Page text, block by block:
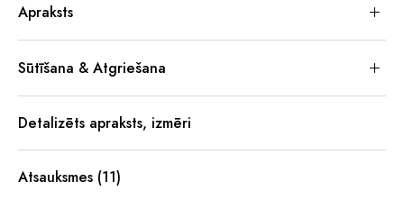
Apraksts
Sūtīšana & Atgriešana
Detalizēts apraksts, izmēri
Atsauksmes (11)